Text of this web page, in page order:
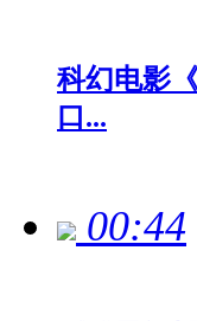
科幻电影
口...
00:44